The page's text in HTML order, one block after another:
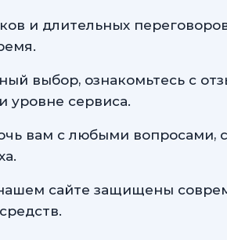
и длительных
выбор, ознакомьтесь с
уровне сервиса.
вам с любыми вопросами,
сайте защищены